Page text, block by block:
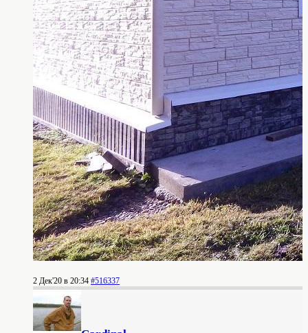
2 Дек'20 в 20:34 #516337